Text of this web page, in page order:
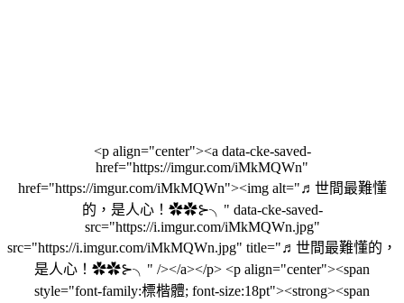
<p align="center"><a data-cke-saved-
href="https://imgur.com/iMkMQWn"
href="https://imgur.com/iMkMQWn"><img alt="♬世間最難懂
的，是人心！✿✿⊱╮" data-cke-saved-
src="https://i.imgur.com/iMkMQWn.jpg"
src="https://i.imgur.com/iMkMQWn.jpg" title="♬世間最難懂的，
是人心！✿✿⊱╮" /></a></p> <p align="center"><span
style="font-family:標楷體; font-size:18pt"><strong><span